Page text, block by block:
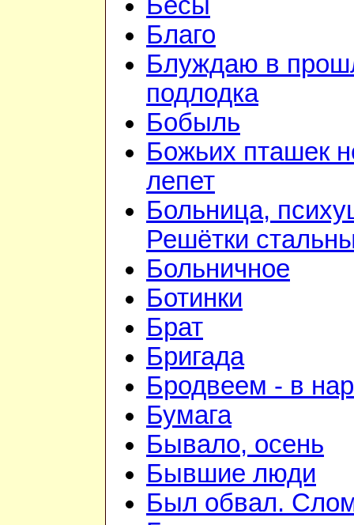
Бесы
Благо
Блуждаю в
подлодка
Бобыль
Божьих пташек
лепет
Больница,
Решётки
Больничное
Ботинки
Брат
Бригада
Бродвеем - в
Бумага
Бывало, осень
Бывшие люди
Был обвал.